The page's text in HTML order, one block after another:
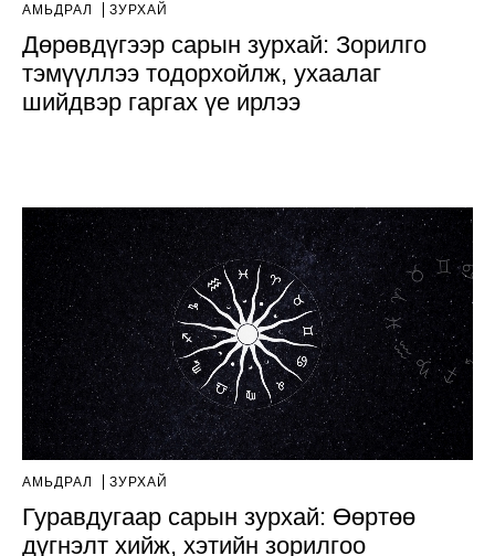
АМЬДРАЛ ЗУРХАЙ
Дөрөвдүгээр сарын зурхай: Зорилго
тэмүүллээ тодорхойлж, ухаалаг
шийдвэр гаргах үе ирлээ
АМЬДРАЛ ЗУРХАЙ
Гуравдугаар сарын зурхай: Өөртөө
дүгнэлт хийж, хэтийн зорилгоо